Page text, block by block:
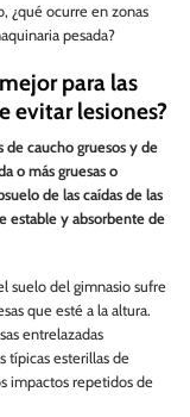
¿qué ocurre en zonas
pesada?
para las
evitar lesiones?
de caucho gruesos y de
o más gruesas o
de las caídas de las
estable y absorbente de
suelo del gimnasio sufre
que esté a la altura.
entrelazadas
típicas esterillas de
impactos repetidos de